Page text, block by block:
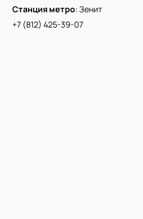
Станция метро:Зенит
+7 (812) 425-39-07